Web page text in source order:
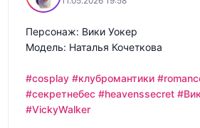
Персонаж: Вики Уокер
Модель: Наталья Кочеткова
#cosplay #клубромантики
#секретнебес #heavenssecret
#VickyWalker